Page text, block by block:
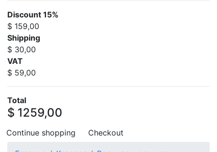
Discount 15%
$ 159,00
Shipping
$ 30,00
VAT
$ 59,00
Total
$ 1259,00
Continue shopping Checkout